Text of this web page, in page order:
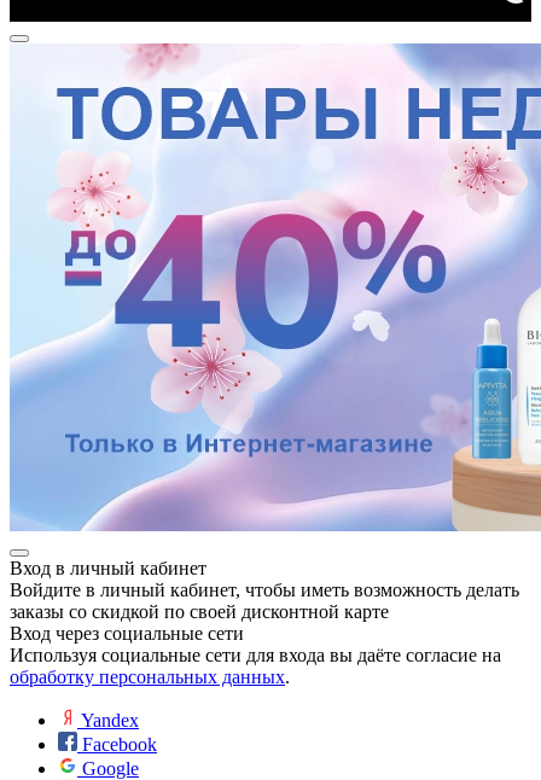
Вход в личный кабинет
Войдите в личный кабинет, чтобы иметь возможность делать
заказы со скидкой по своей дисконтной карте
Вход через социальные сети
Используя социальные сети для входа вы даёте согласие на
обработку персональных данных.
Yandex
Facebook
Google